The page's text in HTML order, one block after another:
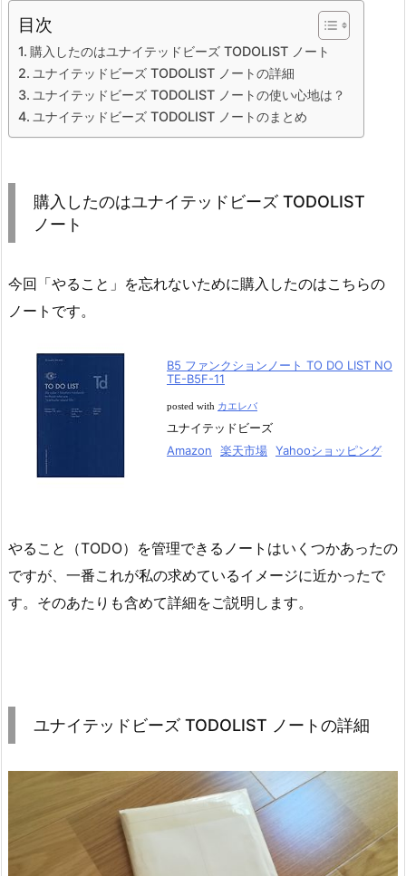
目次
購入したのはユナイテッドビーズ TODOLIST ノート
ユナイテッドビーズ TODOLIST ノートの詳細
ユナイテッドビーズ TODOLIST ノートの使い心地は？
ユナイテッドビーズ TODOLIST ノートのまとめ
購入したのはユナイテッドビーズ TODOLIST
ノート
今回「やること」を忘れないために購入したのはこちらの
ノートです。
B5 ファンクションノート TO DO LIST NO
TE-B5F-11
posted with カエレバ
ユナイテッドビーズ
Amazon
楽天市場 Yahooショッピング
やること（TODO）を管理できるノートはいくつかあったの
ですが、一番これが私の求めているイメージに近かったで
す。そのあたりも含めて詳細をご説明します。
ユナイテッドビーズ TODOLIST ノートの詳細